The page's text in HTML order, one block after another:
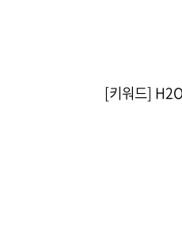
[키워드]